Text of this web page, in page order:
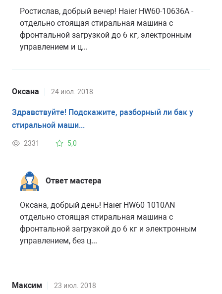
Ростислав, добрый вечер! Haier HW60-10636A -
отдельно стоящая стиральная машина с
фронтальной загрузкой до 6 кг, электронным
управлением и ц...
Оксана 24 июл. 2018
Здравствуйте! Подскажите, разборный ли бак у
стиральной маши...
2331 5,0
Ответ мастера
Оксана, добрый день! Haier HW60-1010AN -
отдельно стоящая стиральная машина с
фронтальной загрузкой до 6 кг и электронным
управлением, без ц...
Максим 23 июл. 2018